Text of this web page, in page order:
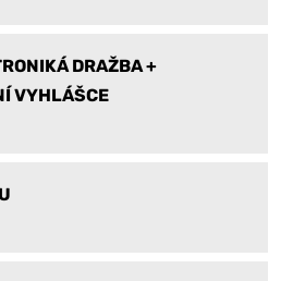
DRAŽBA +
VYHLÁŠCE